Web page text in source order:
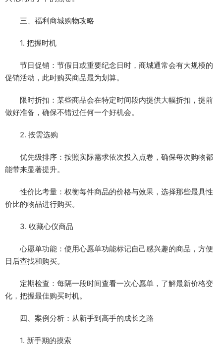
三、福利商城购物攻略
1. 把握时机
节日促销：节假日或重要纪念日时，商城通常会有大规模的
促销活动，此时购买商品最为划算。
限时折扣：某些商品会在特定时间段内提供大幅折扣，提前
做好准备，确保不错过任何一个好机会。
2. 按需选购
优先级排序：按照实际需求依次投入点卷，确保每次购物都
能带来显著提升。
性价比考量：权衡每件商品的价格与效果，选择那些最具性
价比的物品进行购买。
3. 收藏心仪商品
心愿单功能：使用心愿单功能标记自己感兴趣的商品，方便
日后查找和购买。
定期检查：每隔一段时间查看一次心愿单，了解最新价格变
化，把握最佳购买时机。
四、案例分析：从新手到高手的成长之路
1. 新手期的摸索